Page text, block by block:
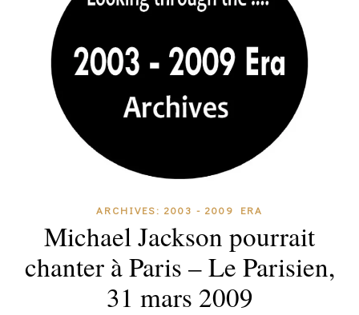
ARCHIVES: 2003 - 2009 ERA
Michael Jackson pourrait
chanter à Paris – Le Parisien,
31 mars 2009